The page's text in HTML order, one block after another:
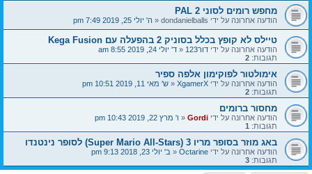
מחפש רומים לסוני 2 PAL
הודעה אחרונה על ידי dondanielballs
«ה' יולי 25, 2019 7:49 pm
טיילס לא קופץ בכלל בסוניק 2 בהפעלה עם Kega Fusion
הודעה אחרונה על ידי דור123 «ד' יולי 24, 2019 8:55 am
תגובות: 2
אימולטור לפוקימון אלפה ספיר
הודעה אחרונה על ידי XgamerX
«ש' מאי 11, 2019 10:51 pm
תגובות: 2
מחסור ברומים
הודעה אחרונה על ידי Gordi
«ו' מרץ 22, 2019 10:43 pm
תגובות: 1
באג מוזר בסופר מריו 3 (Super Mario All-Stars) לסופר נינטנדו
הודעה אחרונה על ידי Octarine
«ב' יולי 23, 2018 9:13 pm
תגובות: 3